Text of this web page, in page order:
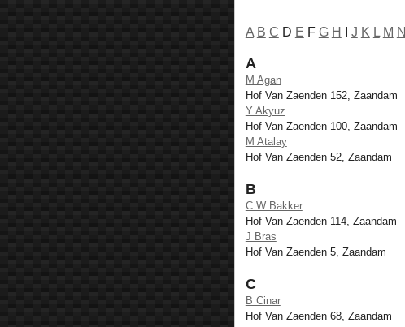
A B C D E F G H J K L M N
A
M Agan
Hof Van Zaenden 152, Zaandam
Y Akyuz
Hof Van Zaenden 100, Zaandam
M Atalay
Hof Van Zaenden 52, Zaandam
B
C W Bakker
Hof Van Zaenden 114, Zaandam
J Bras
Hof Van Zaenden 5, Zaandam
C
B Cinar
Hof Van Zaenden 68, Zaandam